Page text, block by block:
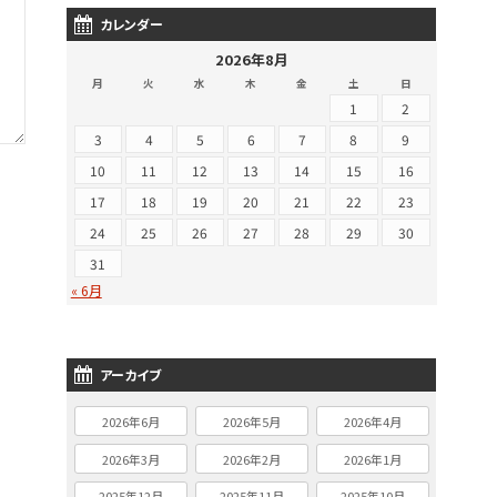
カレンダー
2026年8月
月 火 水 木 金 土 日
1
2
3
4 5 6 7 8
9
10
11 12 13 14 15
16
17
18 19 20 21 22
23
24
25 26 27 28 29
30
31
« 6月
アーカイブ
2026年6月 2026年5月 2026年4月
2026年3月 2026年2月 2026年1月